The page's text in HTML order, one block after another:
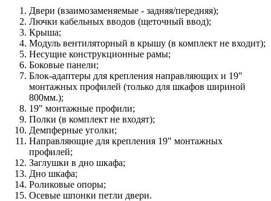
Двери (взаимозаменяемые - задняя/передняя);
Лючки кабельных вводов (щеточный ввод);
Крыша;
Модуль вентиляторный в крышу (в комплект не входит);
Несущие конструкционные рамы;
Боковые панели;
Блок-адаптеры для крепления направляющих и 19"
монтажных профилей (только для шкафов шириной
800мм.);
19" монтажные профили;
Полки (в комплект не входят);
Демпферные уголки;
Направляющие для крепления 19" монтажных
профилей;
Заглушки в дно шкафа;
Дно шкафа;
Роликовые опоры;
Осевые шпонки петли двери.